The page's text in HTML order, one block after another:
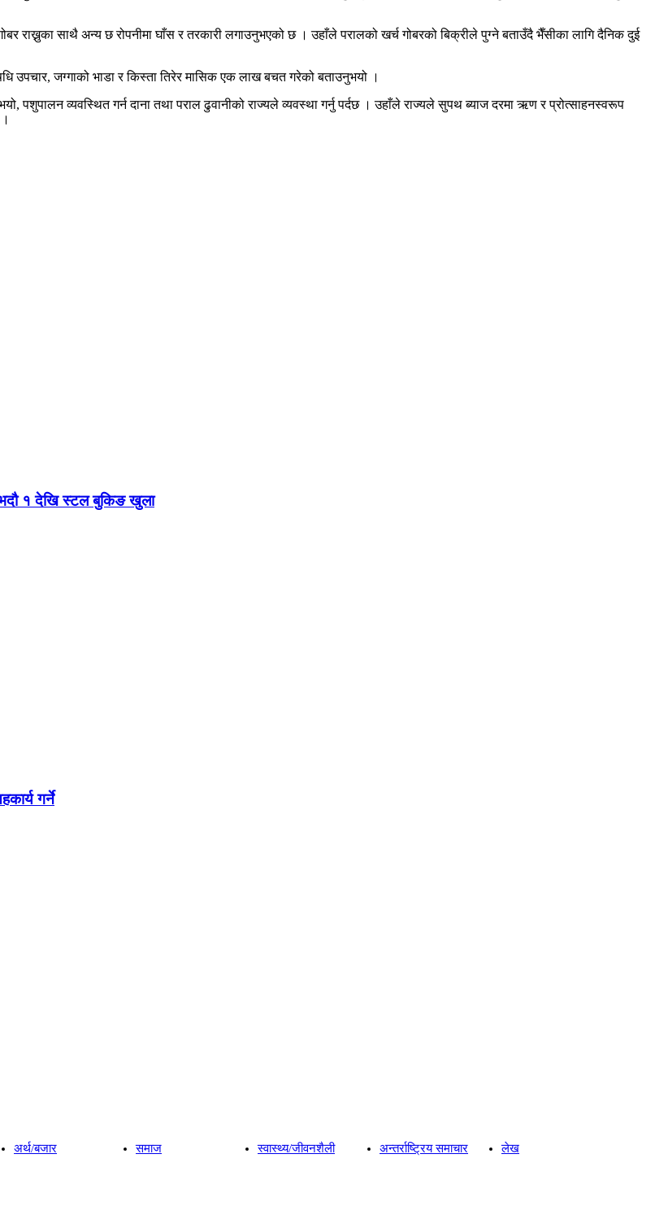
राख्नुका साथै अन्य छ रोपनीमा घाँस र तरकारी लगाउनुभएको छ । उहाँले परालको खर्च गोबरको बिक्रीले पुग्ने बताउँदै भैँसीका लागि दैनिक दुई
उपचार, जग्गाको भाडा र किस्ता तिरेर मासिक एक लाख बचत गरेको बताउनुभयो ।
पशुपालन व्यवस्थित गर्न दाना तथा पराल ढुवानीको राज्यले व्यवस्था गर्नु पर्दछ । उहाँले राज्यले सुपथ ब्याज दरमा ऋण र प्रोत्साहनस्वरूप
भदौ १ देखि स्टल बुकिङ खुला
गर्ने
अर्थ/बजार समाज स्वास्थ्य/जीवनशैली अन्तर्राष्ट्रिय समाचार लेख